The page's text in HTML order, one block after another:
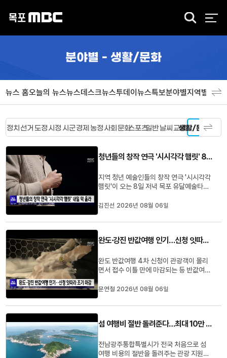
검
분야별 - 생활/문화
뉴스 홈오늘의 뉴스뉴스데스크뉴스투데이뉴스특보분야별지역별 뉴스
정치 선거 도정 시정 시군경제 농정 사회 문화스포츠일반날씨 교육
생활/문화
청년들의 창작 연극 '시시각각 햄릿' 8일 막 올라
지역 청년 예술인들의 창작 연극 '시시각각
햄릿'이 오는 8일 저녁 목포 유달예술타운
청년예술활동 지원사업으로진행되는 이번
햄릿과 접목시켜 전라도 사투리로선보이는
패를 아름답게 그려낼 예...
김진선 2026년 08월 06일
완도·강진 반값여행 인기…신청 잇따라 조기 마감
완도 반값여행 4차 신청이 관광객이 몰리
면서 접수 이틀 만에 마감되는 등 반값여행
지 3만 3천여 명이 완도 반값여행에 참여
강진도 지난달 16일 시작한 4차 신청을 예
말쯤 반값여행 5차 신청을 받...
문연철 2026년 08월 06일
섬 여행비 절반 돌려준다…최대 10만 원 환급
전남광주통합특별시가 전국 처음으로 섬
여행 비용의 절반을 돌려주는 관광 지원사